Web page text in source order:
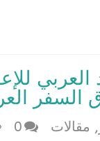
العربي
العربي
, مقالات 0